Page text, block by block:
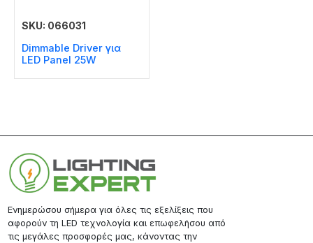
SKU: 066031
Dimmable Driver για
LED Panel 25W
Ενημερώσου σήμερα για όλες τις εξελίξεις που
αφορούν τη LED τεχνολογία και επωφελήσου από
τις μεγάλες προσφορές μας, κάνοντας την